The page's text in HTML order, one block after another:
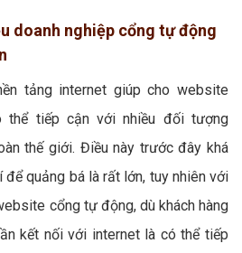
doanh nghiệp cổng tự động
tảng internet giúp cho website
thể tiếp cận với nhiều đối tượng
thế giới. Điều này trước đây khá
để quảng bá là rất lớn, tuy nhiên với
cổng tự động, dù khách hàng
kết nối với internet là có thể tiếp